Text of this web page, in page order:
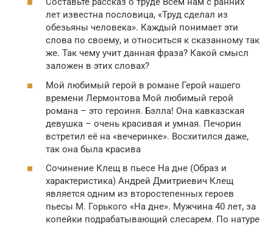
лет известна пословица, «Труд сделал из
обезьяны человека». Каждый понимает эти
слова по своему, и относиться к сказанному так
же. Так чему учит данная фраза? Какой смысл
заложен в этих словах?
Мой любимый герой в романе Герой нашего
времени Лермонтова Мой любимый герой
романа – это героиня. Бэлла! Она кавказская
девушка – очень красивая и умная. Печорин
встретил её на «вечеринке». Восхитился даже,
так она была красива
Сочинение Клещ в пьесе На дне (Образ и
характеристика) Андрей Дмитриевич Клещ
является одним из второстепенных героев
пьесы М. Горького «На дне». Мужчина 40 лет, за
копейки подрабатывающий слесарем. По натуре